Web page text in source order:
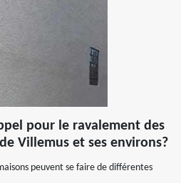
pour le ravalement des
Villemus et ses environs?
peuvent se faire de différentes